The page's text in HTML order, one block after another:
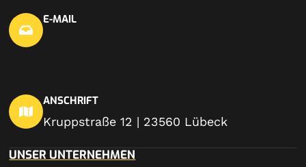
E-MAIL
ANSCHRIFT
Kruppstraße 12 | 23560 Lübeck
UNSER UNTERNEHMEN